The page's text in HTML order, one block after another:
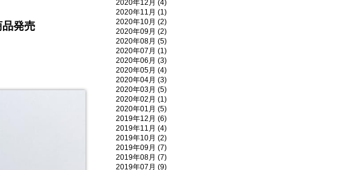
発売
2020年12月 (4)
2020年11月 (1)
2020年10月 (2)
2020年09月 (2)
2020年08月 (5)
2020年07月 (1)
2020年06月 (3)
2020年05月 (4)
2020年04月 (3)
2020年03月 (5)
2020年02月 (1)
2020年01月 (5)
2019年12月 (6)
2019年11月 (4)
2019年10月 (2)
2019年09月 (7)
2019年08月 (7)
2019年07月 (9)